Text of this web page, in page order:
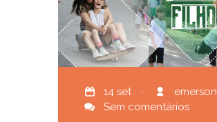
14 set · emerson
Sem comentários